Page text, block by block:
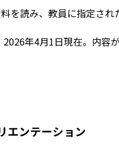
を読み、教員に指定さ
年4月1日現在。内容
エンテーション